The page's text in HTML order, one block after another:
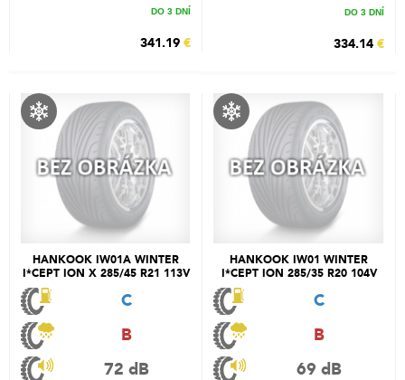
DO 3 DNÍ
341.19 €
DO 3 DNÍ
334.14 €
HANKOOK IW01A WINTER
I*CEPT ION X 285/45 R21 113V
C
B
72 dB
HANKOOK IW01 WINTER
I*CEPT ION 285/35 R20 104V
C
B
69 dB